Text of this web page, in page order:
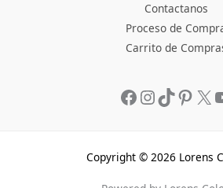
Contactanos
Proceso de
Carrito de
Copyright © 2026 Lorens